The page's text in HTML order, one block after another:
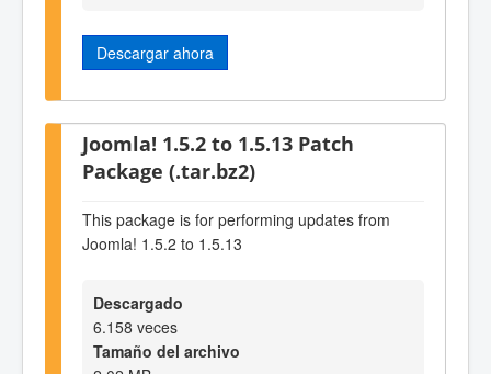
Descargar ahora
Joomla! 1.5.2 to 1.5.13 Patch
Package (.tar.bz2)
This package is for performing updates from
Joomla! 1.5.2 to 1.5.13
Descargado
6.158 veces
Tamaño del archivo